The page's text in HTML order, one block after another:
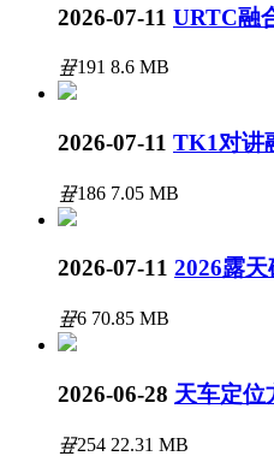
2026-07-11 URTC融
끂191 8.6 MB
2026-07-11 TK1对讲
끂186 7.05 MB
2026-07-11 2026露
끂6 70.85 MB
2026-06-28 天车定位
끂254 22.31 MB